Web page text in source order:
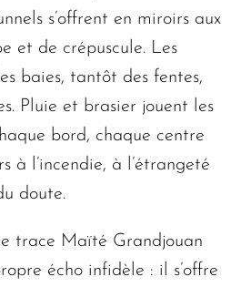
s’offrent en miroirs aux
et de crépuscule. Les
baies, tantôt des fentes,
Pluie et brasier jouent les
bord, chaque centre
à l’incendie, à l’étrangeté
doute.
trace Maïté Grandjouan
écho infidèle : il s’offre